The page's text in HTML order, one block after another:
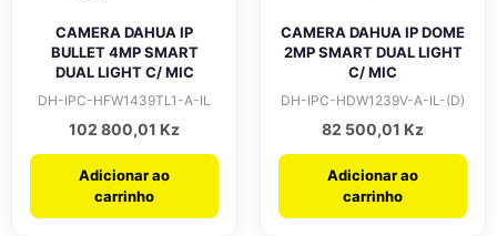
CAMERA DAHUA IP
BULLET 4MP SMART
DUAL LIGHT C/ MIC
DH-IPC-HFW1439TL1-A-IL
102 800,01 Kz
Adicionar ao
carrinho
CAMERA DAHUA IP DOME
2MP SMART DUAL LIGHT
C/ MIC
DH-IPC-HDW1239V-A-IL-(D)
82 500,01 Kz
Adicionar ao
carrinho